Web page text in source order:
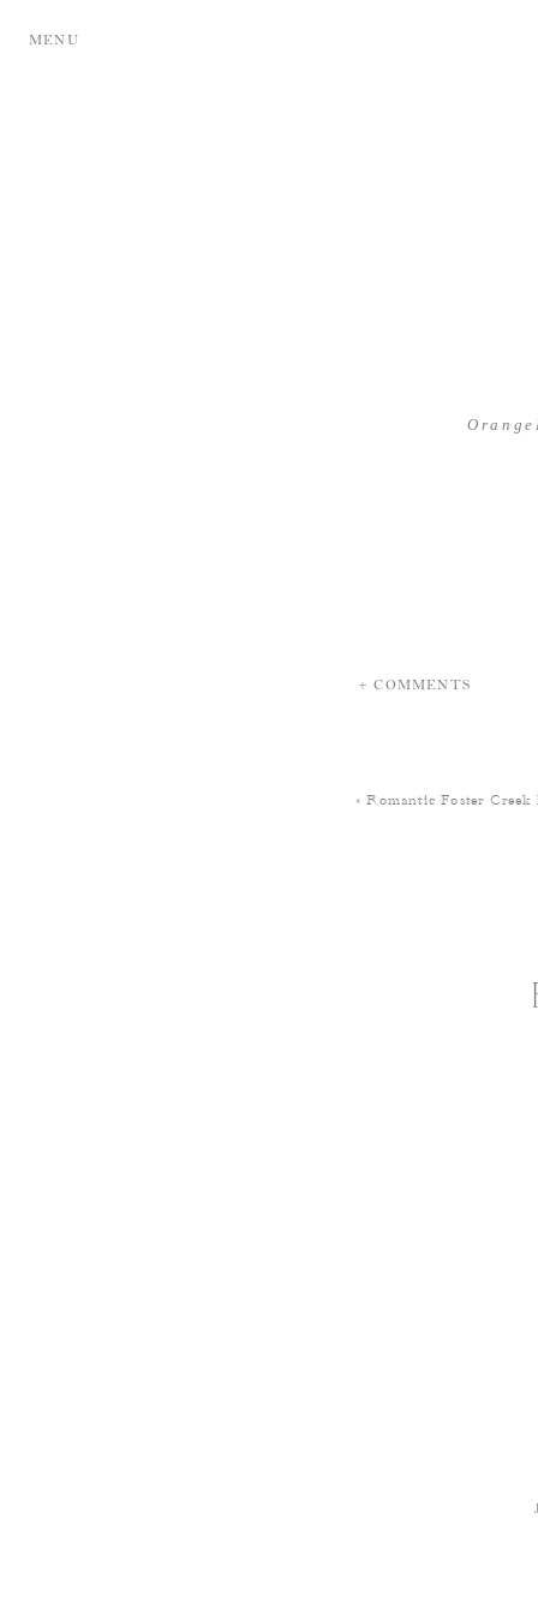
MENU
+ COMMENTS
«Romantic Foster